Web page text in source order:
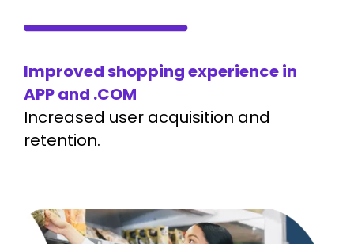
Improved shopping experience in
APP and .COM
Increased user acquisition and
retention.